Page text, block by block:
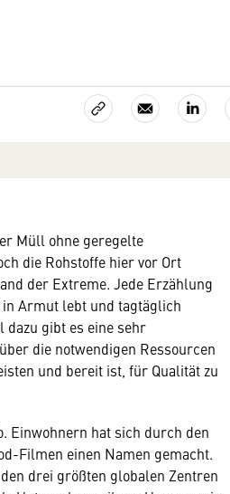
Müll ohne geregelte
die Rohstoffe hier vor Ort
der Extreme. Jede Erzählung
Armut lebt und tagtäglich
gibt es eine sehr
die notwendigen Ressourcen
und bereit ist, für Qualität zu
Einwohnern hat sich durch den
Filmen einen Namen gemacht.
drei größten globalen Zentren